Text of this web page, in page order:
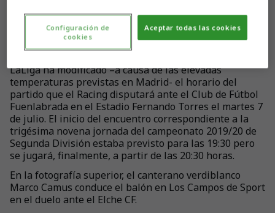
LaLiga ha modificado –a causa de las elevadas
temperaturas previstas en Madrid- el horario del
partido que el Racing disputará ante el Club de Fútbol
Fuenlabrada en el Estadio Fernando Torres el martes 7
de julio. El inicio del encuentro correspondiente a la
trigésima novena jornada del campeonato 2019/20 de
Segunda División estaba previsto para las 19:30 pero
se jugará, finalmente, a partir de las 20:30 horas.
En la fotografía superior, el canterano verdiblanco
Marco Camus conduce el balón en Los Campos de Sport
en el duelo ante el Elche CF.
Aceptar todas las cookies
Configuración de
cookies